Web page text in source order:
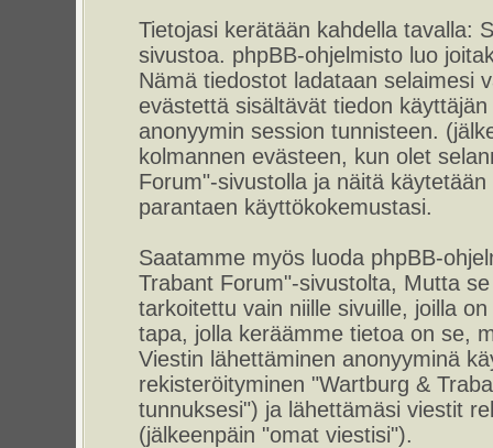
Tietojasi kerätään kahdella tavalla:
sivustoa. phpBB-ohjelmisto luo
Nämä tiedostot ladataan selaimesi
evästettä sisältävät tiedon
anonyymin session tunnisteen.
kolmannen evästeen, kun olet
Forum"-sivustolla ja näitä
parantaen käyttökokemustasi.
Saatamme myös luoda phpBB-
Trabant Forum"-sivustolta, Mutta
tarkoitettu vain niille sivuille, joilla
tapa, jolla keräämme tietoa on se,
Viestin lähettäminen anonyyminä
rekisteröityminen "Wartburg &
tunnuksesi") ja lähettämäsi viestit
(jälkeenpäin "omat viestisi").